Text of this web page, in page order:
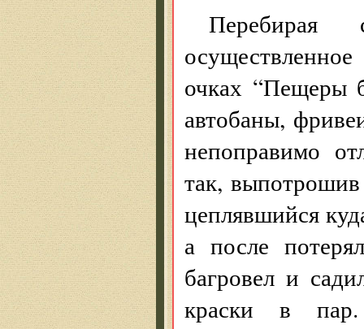
Перебирая
очках “Пещеры
автобаны,
непоправимо
так,
цеплявшийся
а после
багровел и
краски в пар.